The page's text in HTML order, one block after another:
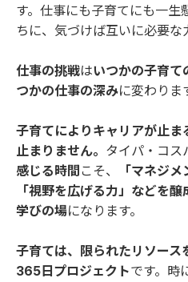
す。仕事にも子育てにも一生
ちに、気づけば互いに必要な
仕事の挑戦はいつかの子育て
つかの仕事の深みに変わりま
子育てによりキャリアが止ま
止まりません。 タイパ・コス
感じる時間 こそ、
「マネジ
「視野を広げる力」などを醸
学びの場になります。
子育ては、限られたリソー
365日プロジェクトです。時